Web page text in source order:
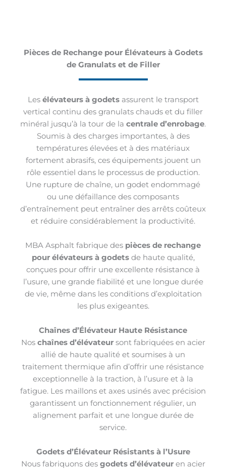
Pièces de Rechange pour Élévateurs à Godets
de Granulats et de Filler
Les élévateurs à godetsassurent le transport
vertical continu des granulats chauds et du filler
minéral jusqu’à la tour de la centrale d’enrobage.
Soumis à des charges importantes, à des
températures élevées et à des matériaux
fortement abrasifs, ces équipements jouent un
rôle essentiel dans le processus de production.
Une rupture de chaîne, un godet endommagé
ou une défaillance des composants
d’entraînement peut entraîner des arrêts coûteux
et réduire considérablement la productivité.
MBA Asphalt fabrique des pièces de rechange
pour élévateurs à godetsde haute qualité,
conçues pour offrir une excellente résistance à
l’usure, une grande fiabilité et une longue durée
de vie, même dans les conditions d’exploitation
les plus exigeantes.
Chaînes d’Élévateur Haute Résistance
Nos chaînes d’élévateursont fabriquées en acier
allié de haute qualité et soumises à un
traitement thermique afin d’offrir une résistance
exceptionnelle à la traction, à l’usure et à la
fatigue. Les maillons et axes usinés avec précision
garantissent un fonctionnement régulier, un
alignement parfait et une longue durée de
service.
Godets d’Élévateur Résistants à l’Usure
Nous fabriquons des godets d’élévateuren acier